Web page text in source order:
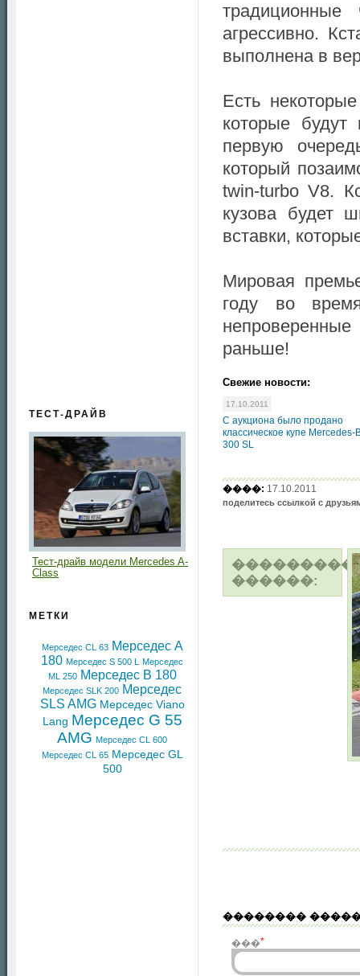
ТЕСТ-ДРАЙВ
Тест-драйв модели Mercedes A-
Class
МЕТКИ
Мерседес CL 63 Мерседес A
180 Мерседес S 500 L
Мерседес
ML 250 Мерседес B 180
Мерседес SLK 200 Мерседес
SLS AMG Мерседес Viano
Lang Мерседес G 55
AMG Мерседес CL 600
Мерседес CL 65 Мерседес GL
500
агрессивно.
выполнена в
Есть
которые будут
первую
который
twin-turbo V8.
кузова будет
вставки,
Мировая
году во
раньше!
Свежие новости:
17.10.2011
С аукциона было продано
классическое купе Mercedes-
300 SL
����: 17.10.2011
поделитесь ссылкой с
������:
��������
���*